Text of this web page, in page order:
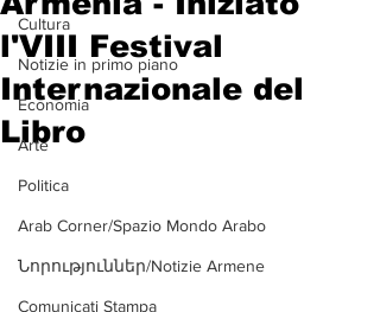
Cultura
Notizie in primo piano
Economia
Arte
Politica
Arab Corner/Spazio Mondo Arabo
Նորություններ/Notizie Armene
Comunicati Stampa
l'VIII Festival
Internazionale del
Libro